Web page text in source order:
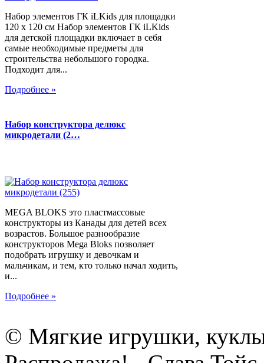
Набор элементов ГК iLKids для площадки
120 х 120 см Набор элементов ГК iLKids
для детской площадки включает в себя
самые необходимые предметы для
строительства небольшого городка.
Подходит для...
Подробнее »
Набор конструктора делюкс
микродетали (2…
MEGA BLOKS это пластмассовые
конструкторы из Канады для детей всех
возрастов. Большое разнообразие
конструкторов Mega Bloks позволяет
подобрать игрушку и девочкам и
мальчикам, и тем, кто только начал ходить,
и...
Подробнее »
© Мягкие игрушки,